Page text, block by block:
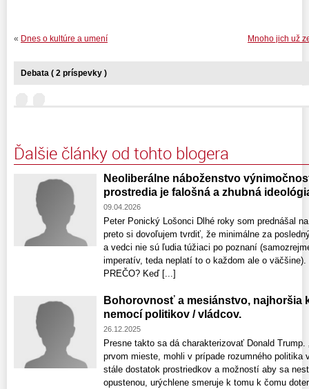
Mnoho jich už
« Dnes o kultúre a umení
Debata ( 2 príspevky )
Ďalšie články od tohto blogera
Neoliberálne náboženstvo
prostredia je falošná a zhubná
09.04.2026
Peter Ponický Lošonci Dlhé roky som prednášal
preto si dovoľujem tvrdiť, že minimálne za
a vedci nie sú ľudia túžiaci po poznaní
imperatív, teda neplatí to o každom ale o
PREČO? Keď [...]
Bohorovnosť a mesiánstvo, najhoršia
nemocí politikov / vládcov.
26.12.2025
Presne takto sa dá charakterizovať Donald Trump.
prvom mieste, mohli v prípade rozumného
stále dostatok prostriedkov a možností aby sa
opustenou, urýchlene smeruje k tomu k čomu